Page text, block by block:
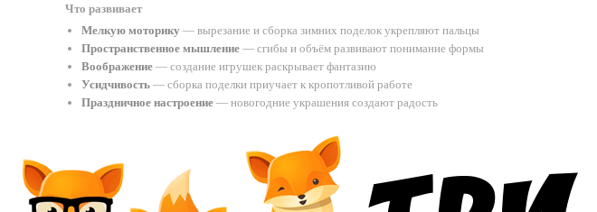
Что развивает
Мелкую моторику — вырезание и сборка зимних поделок укрепляют пальцы
Пространственное мышление — сгибы и объём развивают понимание формы
Воображение — создание игрушек раскрывает фантазию
Усидчивость — сборка поделки приучает к кропотливой работе
Праздничное настроение — новогодние украшения создают радость